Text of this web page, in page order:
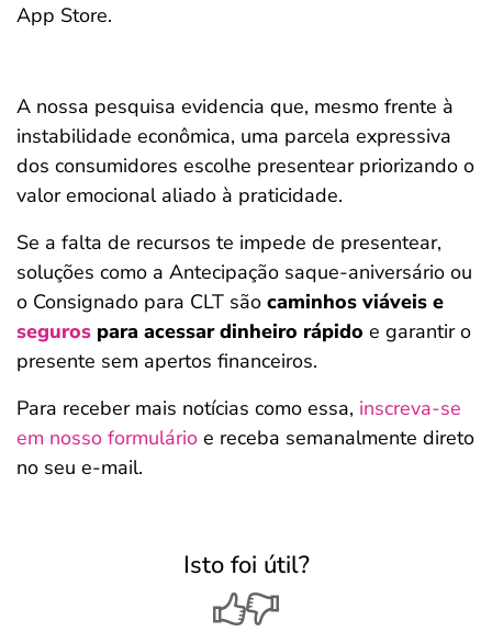
App Store.
A nossa pesquisa evidencia que, mesmo frente à
instabilidade econômica, uma parcela expressiva
dos consumidores escolhe presentear priorizando o
valor emocional aliado à praticidade.
Se a falta de recursos te impede de presentear,
soluções como a Antecipação saque-aniversário ou
o Consignado para CLT são caminhos viáveis e
seguros para acessar dinheiro rápido e garantir o
presente sem apertos financeiros.
Para receber mais notícias como essa, inscreva-se
em nosso formulário e receba semanalmente direto
no seu e-mail.
Isto foi útil?